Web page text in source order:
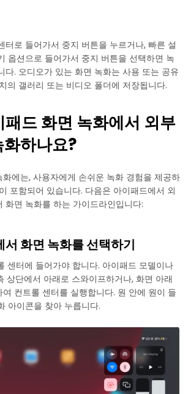
터로 들어가서 중지 버튼을 누르거나, 빠른 설
옵션으로 들어가서 중지 버튼을 선택하면 녹
다. 오디오가 있는 화면 녹화는 사용 또는 공유
의 갤러리 또는 비디오 폴더에 저장됩니다.
패드 화면 녹화에서 외부
하나요?
에는, 사용자에게 손쉬운 녹화 경험을 제공하
포함되어 있습니다. 다음은 아이패드에서 외
화면 녹화를 하는 가이드라인입니다:
서 화면 녹화를 선택하기
센터에 들어가야 합니다. 아이패드 모델이나
상단에서 아래로 스와이프하거나, 화면 아래
컨트롤 센터를 실행합니다. 원 안에 원이 들
아이콘을 찾아 누릅니다.